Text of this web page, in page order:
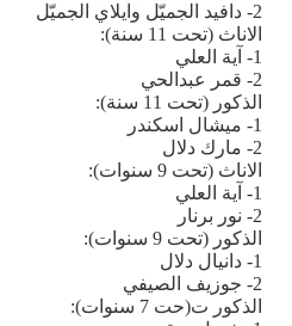
2- دافيد الجميّل وايلاي الجميّل
الاناث (تحت 11 سنة):
1- آية العلي
2- قمر عبدالحي
الذكور (تحت 11 سنة)
:
1- ميشال اسكندر
2- مارك دلال
الاناث (تحت 9 سنوات):
1- آية العلي
2- نور برنار
الذكور (تحت 9 سنوات):
1- دانيال دلال
2- جوزيف الصيفي
الذكور ت(حت 7 سنوات)
: